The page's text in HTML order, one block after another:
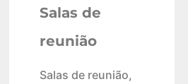
Salas de
reunião
Salas de reunião,